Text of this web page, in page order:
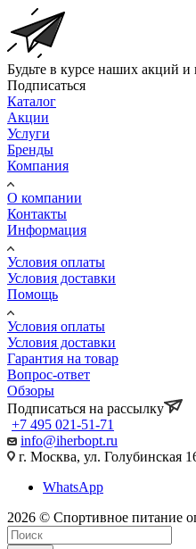
Будьте в курсе наших акций и
Подписаться
Каталог
Акции
Услуги
Бренды
Компания
О компании
Контакты
Информация
Условия оплаты
Условия доставки
Помощь
Условия оплаты
Условия доставки
Гарантия на товар
Вопрос-ответ
Обзоры
Подписаться на рассылку
+7 495 021-51-71
info@iherbopt.ru
г. Москва, ул. Голубинская
WhatsApp
2026 © Спортивное питание